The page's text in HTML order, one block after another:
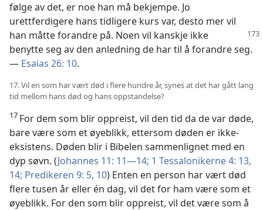
følge av det, er noe han må bekjempe. Jo
urettferdigere hans tidligere kurs var, desto mer vil
han måtteforandre på. Noen vil kanskje ikke
benytte seg av den anledning de har til å forandre seg.
— Esaias 26: 10.
17. Vil en som har vært død i flere hundre år, synes at det har gått lang
tid mellom hans død og hans oppstandelse?
17 For dem som blir oppreist, vil den tid da de var døde,
bare være som et øyeblikk, ettersom døden er ikke-
eksistens. Døden blir i Bibelen sammenlignet med en
dyp søvn. (Johannes 11: 11—14; 1 Tessalonikerne 4: 13,
14; Predikeren 9: 5, 10) Enten en person har vært død
flere tusen år eller én dag, vil det for ham være som et
øyeblikk. For den som blir oppreist, vil det være som å